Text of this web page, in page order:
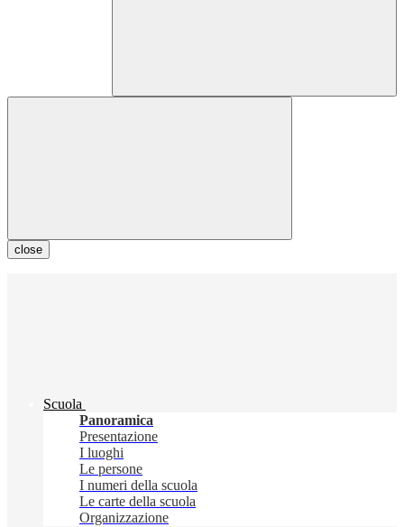
close
Scuola
Panoramica
Presentazione
I luoghi
Le persone
I numeri della scuola
Le carte della scuola
Organizzazione